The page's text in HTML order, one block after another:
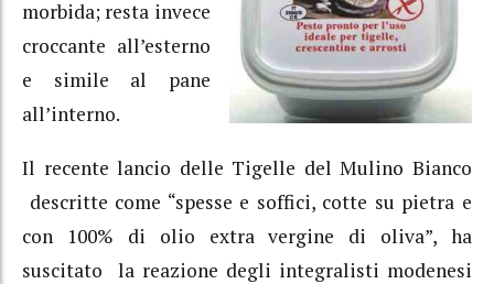
morbida; resta invece
croccante all’esterno
e simile al pane
all’interno.
Il recente lancio delle Tigelle del Mulino Bianco
descritte come “spesse e soffici, cotte su pietra e
con 100% di olio extra vergine di oliva”, ha
suscitato la reazione degli integralisti modenesi